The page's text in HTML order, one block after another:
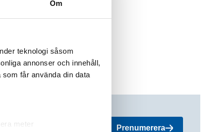
Om
teknologi såsom
annonser och innehåll,
får använda din data
meter
Prenumerera